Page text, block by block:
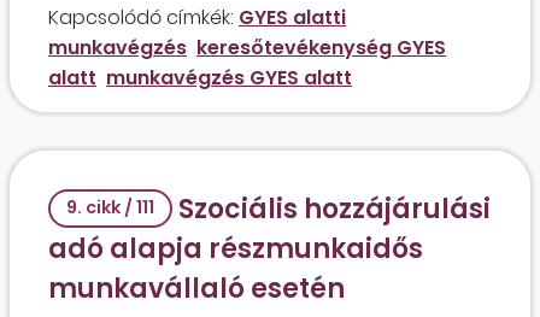
szerződés keretében fog dolgozni a biztosítási
összeghatárt jelentősen meghaladó díjazás
ellenében? Ezzel párhuzamosan a kismama egy
betéti társaságkültagjaként személyesen is
szeretne közreműködni díjazás nélkül. Milyen
történő közreműködést ebben az esetben?
Kapcsolódó címkék: GYES alatti
munkavégzés keresőtevékenység GYES
alatt munkavégzés GYES alatt
9. cikk / 111
Szociális hozzájárulási
adó alapja részmunkaidős
munkavállaló esetén